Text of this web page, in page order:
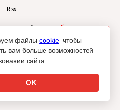
Rss
проектбрендингового
Depot
Sostav.ru допустимо только при
источника.
файлы cookie , чтобы
вам больше возможностей
сайта.
OK